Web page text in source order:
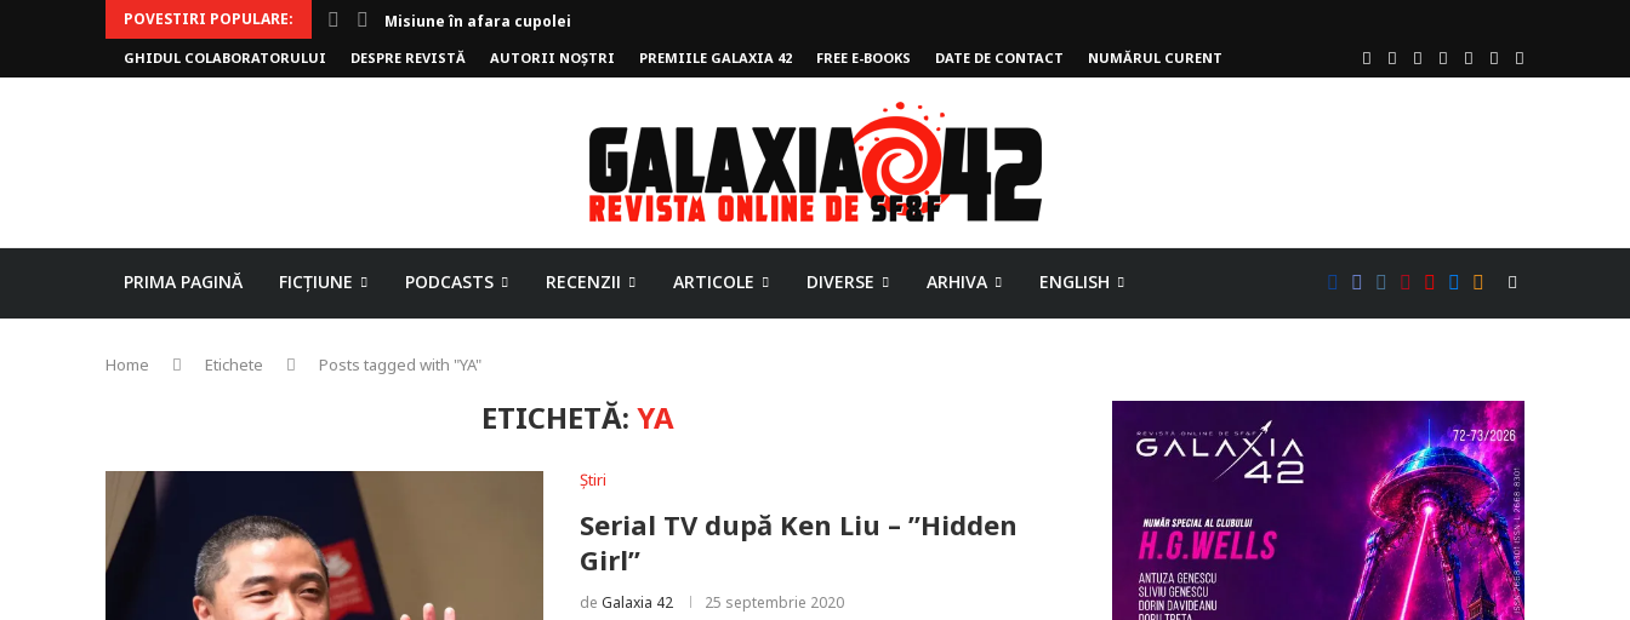
POVESTIRI POPULARE:
Invoker (video)
Alergarea de seară
Biblioteca lui Pavel
Rejuvenare
Falia
Arhivele Dincolo-Timpului
Axa lui Heron
Jumătatea goală
GHIDUL COLABORATORULUI DESPRE REVISTĂ AUTORII NOȘTRI PREMIILE GALAXIA 42 FREE E-BOOKS DATE DE CONTACT NUMĂRUL CURENT
PRIMA PAGINĂ FICȚIUNE PODCASTS RECENZII ARTICOLE DIVERSE ARHIVA ENGLISH
Home Etichete Posts tagged with "YA"
ETICHETĂ:YA
Știri
Serial TV după Ken Liu – ”Hidden
Girl”
de Galaxia 42 25 septembrie 2020